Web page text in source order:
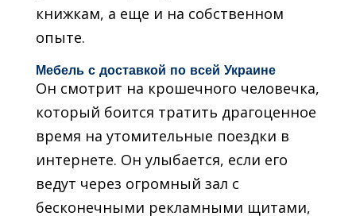
книжкам, а еще и на собственном
опыте.
Мебель с доставкой по всей Украине
Он смотрит на крошечного человечка,
который боится тратить драгоценное
время на утомительные поездки в
интернете. Он улыбается, если его
ведут через огромный зал с
бесконечными рекламными щитами,